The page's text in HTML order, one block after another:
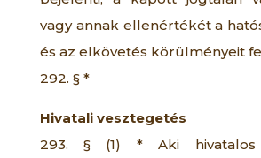
vagy annak ellenértékét a
és az elkövetés körülményeit
292. § *
Hivatali vesztegetés
293. § (1) * Aki